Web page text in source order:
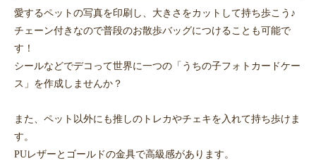
愛するペットの写真を印刷し、大きさをカットして持ち歩こう♪
チェーン付きなので普段のお散歩バッグにつけることも可能で
す！
シールなどでデコって世界に一つの「うちの子フォトカードケー
ス」を作成しませんか？
また、ペット以外にも推しのトレカやチェキを入れて持ち歩けま
す。
PUレザーとゴールドの金具で高級感があります。